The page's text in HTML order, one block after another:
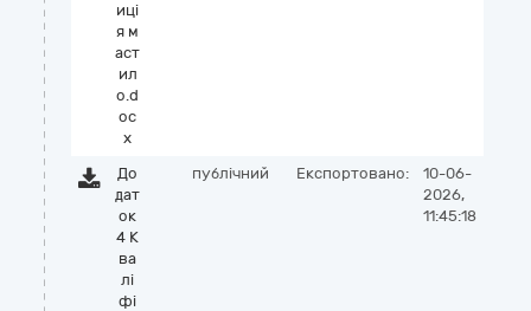
иці
я м
аст
ил
о.d
oc
x
До
дат
ок
4 К
ва
лі
фі
публічний Експортовано:
10-06-
2026,
11:45:18